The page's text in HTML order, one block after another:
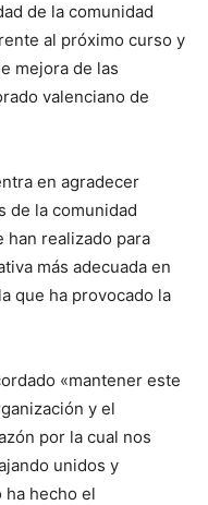
de la comunidad
al próximo curso y
mejora de las
valenciano de
en agradecer
de la comunidad
realizado para
más adecuada en
que ha provocado la
«mantener este
y el
por la cual nos
unidos y
ha hecho el